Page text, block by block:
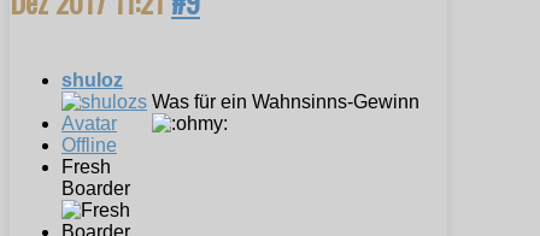
shuloz
Offline
Fresh
Boarder
Was für ein Wahnsinns-Gewinn